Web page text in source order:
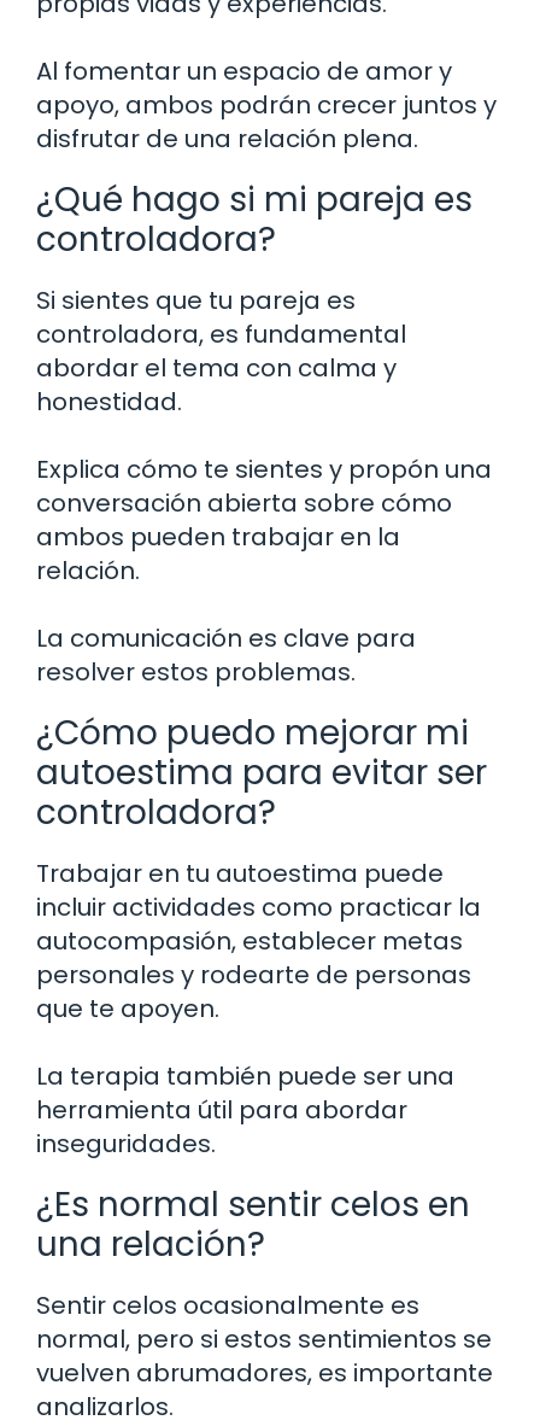
Al fomentar un espacio de amor y
apoyo, ambos podrán crecer juntos y
disfrutar de una relación plena.
¿Qué hago si mi pareja es
controladora?
Si sientes que tu pareja es
controladora, es fundamental
abordar el tema con calma y
honestidad.
Explica cómo te sientes y propón una
conversación abierta sobre cómo
ambos pueden trabajar en la
relación.
La comunicación es clave para
resolver estos problemas.
¿Cómo puedo mejorar mi
autoestima para evitar ser
controladora?
Trabajar en tu autoestima puede
incluir actividades como practicar la
autocompasión, establecer metas
personales y rodearte de personas
que te apoyen.
La terapia también puede ser una
herramienta útil para abordar
inseguridades.
¿Es normal sentir celos en
una relación?
Sentir celos ocasionalmente es
normal, pero si estos sentimientos se
vuelven abrumadores, es importante
analizarlos.